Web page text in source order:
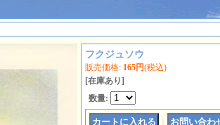
フクジュソウ
販売価格: 165円(税込)
[在庫あり]
数量: